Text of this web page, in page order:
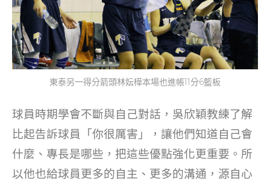
東泰另一得分箭頭林妘樺本場也進帳11分6籃板
球員時期學會不斷與自己對話，吳欣穎教練了解
比起告訴球員「你很厲害」，讓他們知道自己會
什麼、專長是哪些，把這些優點強化更重要。所
以他也給球員更多的自主、更多的溝通，源自心